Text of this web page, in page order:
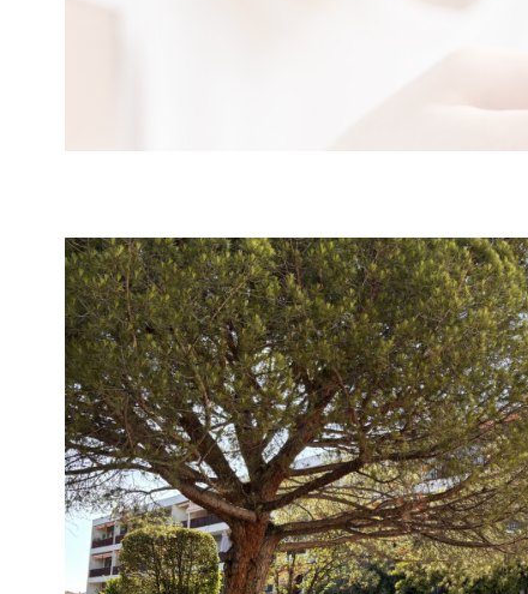
voir le
bien